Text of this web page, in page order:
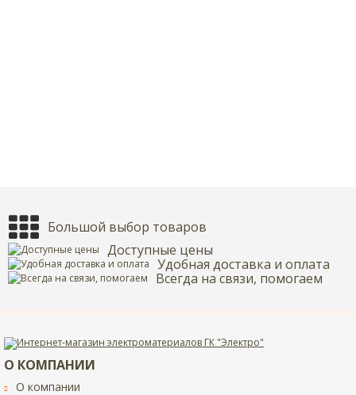
Большой выбор товаров
Доступные цены
Удобная доставка и оплата
Всегда на связи, помогаем
О КОМПАНИИ
О компании